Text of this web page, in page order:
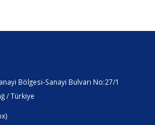
Bölgesi-Sanayi Bulvarı No:27/1
/ Türkiye